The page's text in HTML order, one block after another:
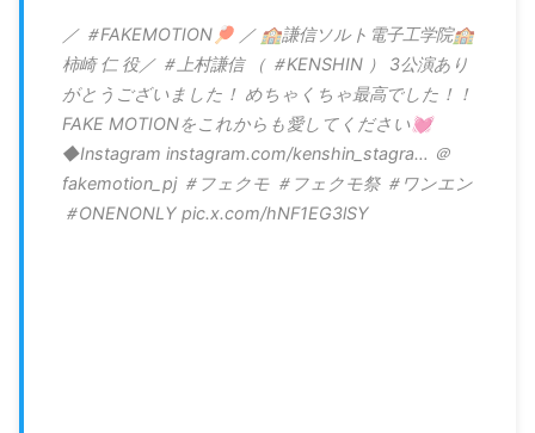
／ ＃FAKEMOTION🏓 ／ 🏫謙信ソルト電子工学院🏫
柿崎 仁 役／ ＃上村謙信 （ ＃KENSHIN ） 3公演あり
がとうございました！ めちゃくちゃ最高でした！！
FAKE MOTIONをこれからも愛してください💓
◆Instagram instagram.com/kenshin_stagra… ＠
fakemotion_pj ＃フェクモ ＃フェクモ祭 ＃ワンエン
＃ONENONLY pic.x.com/hNF1EG3lSY